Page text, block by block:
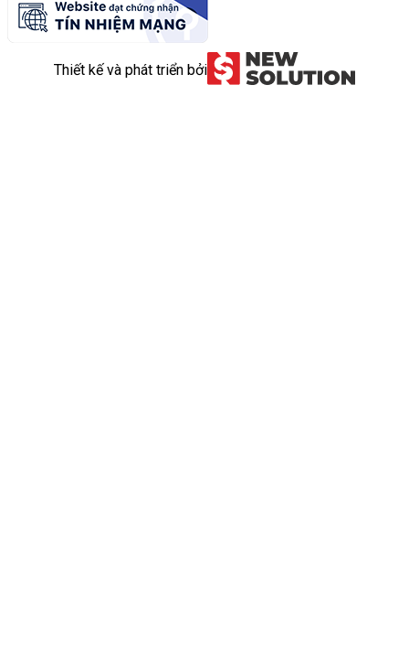
Thiết kế và phát triển bởi